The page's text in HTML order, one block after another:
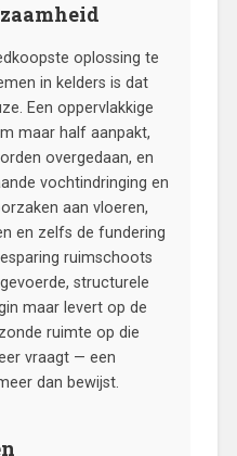
oplossing te
in kelders is dat
Een oppervlakkige
maar half aanpakt,
overgedaan, en
vochtindringing en
aan vloeren,
en zelfs de fundering
ruimschoots
structurele
maar levert op de
ruimte op die
vraagt — een
dan bewijst.